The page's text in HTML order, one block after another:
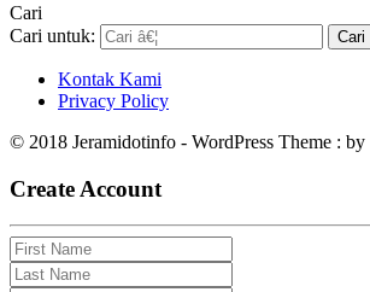
Cari
Cari untuk:
Kontak Kami
Privacy Policy
© 2018 Jeramidotinfo - WordPress Theme : by
Create Account